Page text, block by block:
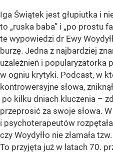
Iga Świątek jest głupiutka i
to „ruska baba” i „po prostu
te wypowiedzi dr Ewy
burzę. Jedna z najbardziej
uzależnień i popularyzatorka
w ogniu krytyki. Podcast, w
kontrowersyjne słowa,
po kilku dniach kluczenia –
przeprosić za swoje słowa.
i psychoterapeutów
czy Woydyłło nie złamała
To przyjęta już w latach 70.